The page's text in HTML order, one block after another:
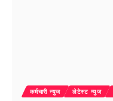
कर्मचारी न्युज लेटेस्ट न्युज